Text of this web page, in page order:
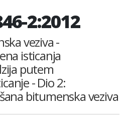
2:2012
veziva -
isticanja
putem
- Dio 2:
bitumenska veziva